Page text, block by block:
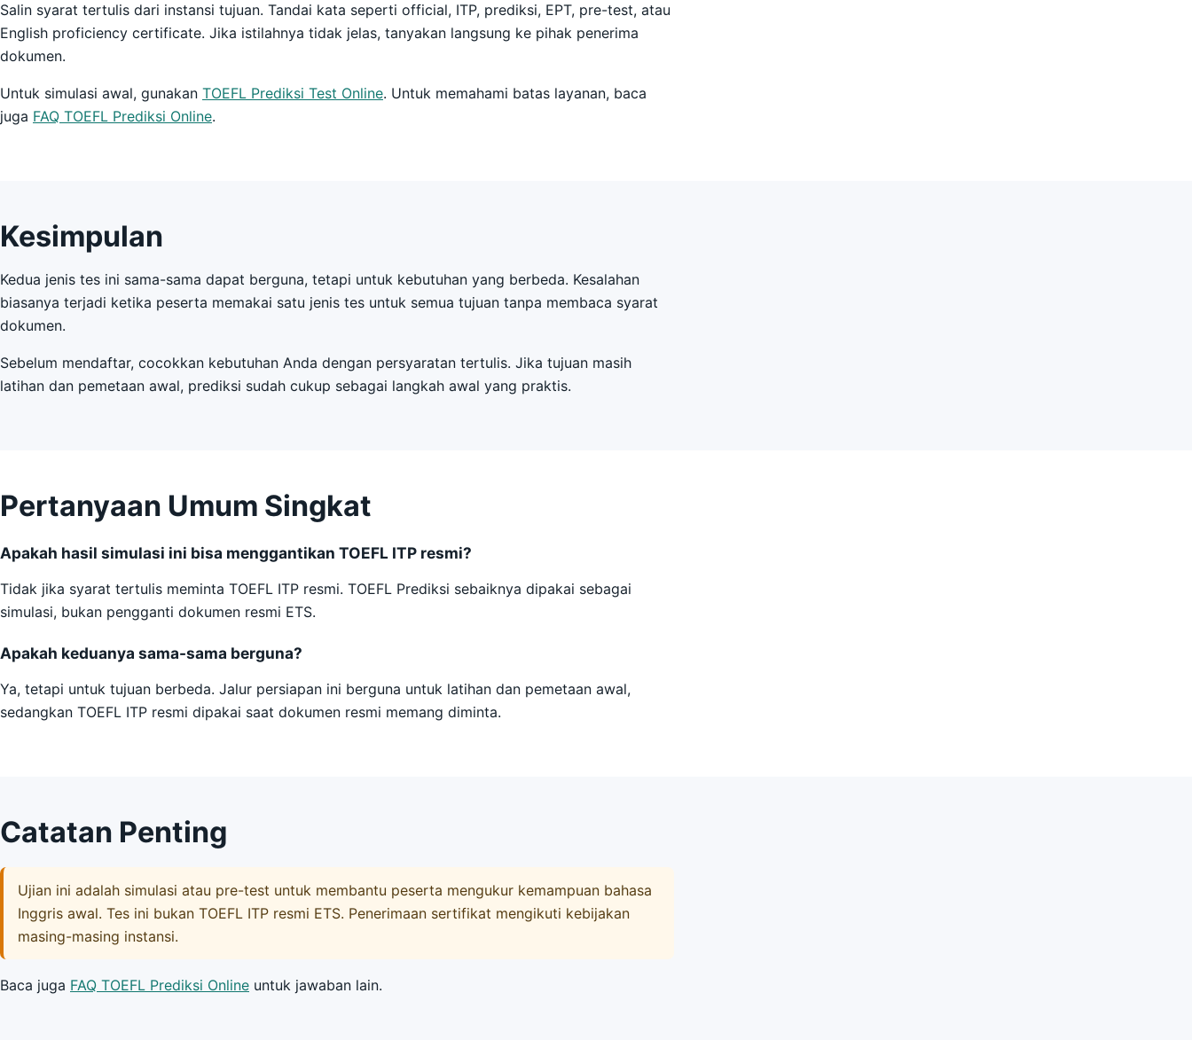
Salin syarat tertulis dari instansi tujuan. Tandai kata seperti official, ITP, prediksi, EPT, pre-test, atau
English proficiency certificate. Jika istilahnya tidak jelas, tanyakan langsung ke pihak penerima
dokumen.
Untuk simulasi awal, gunakan TOEFL Prediksi Test Online. Untuk memahami batas layanan, baca
juga FAQ TOEFL Prediksi Online.
Kesimpulan
Kedua jenis tes ini sama-sama dapat berguna, tetapi untuk kebutuhan yang berbeda. Kesalahan
biasanya terjadi ketika peserta memakai satu jenis tes untuk semua tujuan tanpa membaca syarat
dokumen.
Sebelum mendaftar, cocokkan kebutuhan Anda dengan persyaratan tertulis. Jika tujuan masih
latihan dan pemetaan awal, prediksi sudah cukup sebagai langkah awal yang praktis.
Pertanyaan Umum Singkat
Apakah hasil simulasi ini bisa menggantikan TOEFL ITP resmi?
Tidak jika syarat tertulis meminta TOEFL ITP resmi. TOEFL Prediksi sebaiknya dipakai sebagai
simulasi, bukan pengganti dokumen resmi ETS.
Apakah keduanya sama-sama berguna?
Ya, tetapi untuk tujuan berbeda. Jalur persiapan ini berguna untuk latihan dan pemetaan awal,
sedangkan TOEFL ITP resmi dipakai saat dokumen resmi memang diminta.
Catatan Penting
Ujian ini adalah simulasi atau pre-test untuk membantu peserta mengukur kemampuan bahasa
Inggris awal. Tes ini bukan TOEFL ITP resmi ETS. Penerimaan sertifikat mengikuti kebijakan
masing-masing instansi.
Baca juga FAQ TOEFL Prediksi Online untuk jawaban lain.